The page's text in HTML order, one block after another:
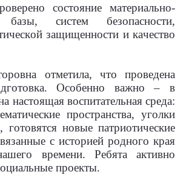
состояние материально-
базы, систем безопасности,
защищенности и качество
отметила, что проведена
Особенно важно – в
настоящая воспитательная среда:
пространства, уголки
готовятся новые патриотические
с историей родного края
времени. Ребята активно
проекты.